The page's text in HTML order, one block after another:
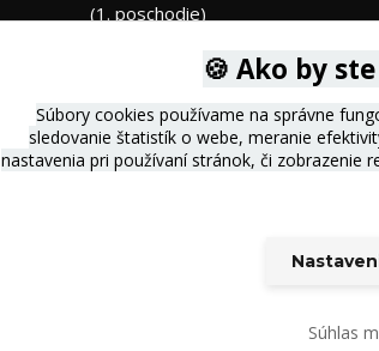
(1. poschodie)
🍪 Ako by
Súbory cookies používame na správne
sledovanie štatistík o webe, meranie
nastavenia pri používaní stránok, či zobrazenie
Súhlas